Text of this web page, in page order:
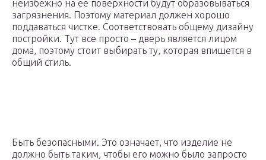
неизбежно на ее поверхности будут образовываться
загрязнения. Поэтому материал должен хорошо
поддаваться чистке. Соответствовать общему дизайну
постройки. Тут все просто – дверь является лицом
дома, поэтому стоит выбирать ту, которая впишется в
общий стиль.
Быть безопасными. Это означает, что изделие не
должно быть таким, чтобы его можно было запросто